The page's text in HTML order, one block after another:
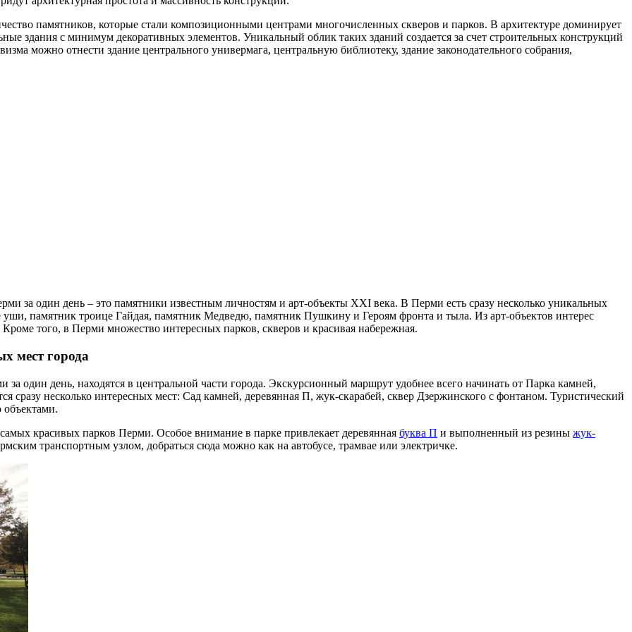
памятников, которые стали композиционными центрами многочисленных скверов и парков. В архитектуре доминирует
здания с минимум декоративных элементов. Уникальный облик таких зданий создается за счет строительных конструкций
можно отнести здание центрального универмага, центральную библиотеку, здание законодательного собрания,
за один день – это памятники известным личностям и арт-объекты XXI века. В Перми есть сразу несколько уникальных
памятник троице Гайдая, памятник Медведю, памятник Пушкину и Героям фронта и тыла. Из арт-объектов интерес
того, в Перми множество интересных парков, скверов и красивая набережная.
мест города
один день, находятся в центральной части города. Экскурсионный маршрут удобнее всего начинать от Парка камней,
сразу несколько интересных мест: Сад камней, деревянная П, жук-скарабей, сквер Дзержинского с фонтаном. Туристический
объектами.
красивых парков Перми. Особое внимание в парке привлекает деревянная буква П и выполненный из резины жук-
транспортным узлом, добраться сюда можно как на автобусе, трамвае или электричке.